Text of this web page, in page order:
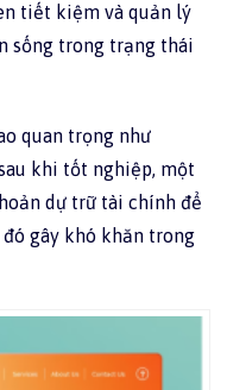
tiết kiệm và quản lý
sống trong trạng thái
quan trọng như
khi tốt nghiệp, một
dự trữ tài chính để
gây khó khăn trong